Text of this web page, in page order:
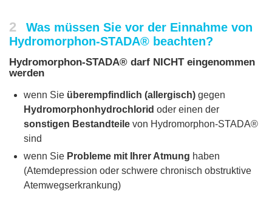
2
Was müssen Sie vor der Einnahme von
Hydromorphon-STADA® beachten?
Hydromorphon-STADA® darf NICHT eingenommen
werden
wenn Sie überempfindlich (allergisch) gegen
Hydromorphonhydrochlorid oder einen der
sonstigen Bestandteile von Hydromorphon-STADA®
sind
wenn Sie Probleme mit Ihrer Atmung haben
(Atemdepression oder schwere chronisch obstruktive
Atemwegserkrankung)